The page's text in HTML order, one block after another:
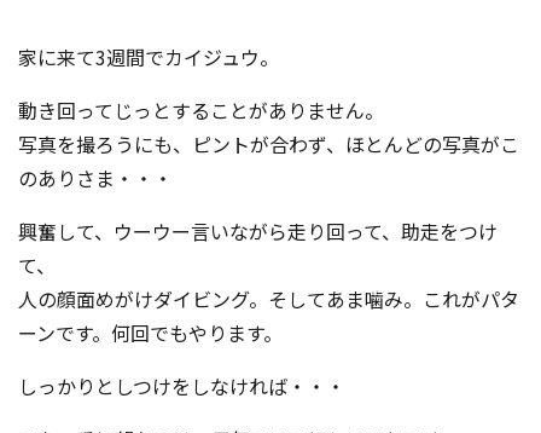
家に来て3週間でカイジュウ。
動き回ってじっとすることがありません。
写真を撮ろうにも、ピントが合わず、ほとんどの写真がこ
のありさま・・・
興奮して、ウーウー言いながら走り回って、助走をつけ
て、
人の顔面めがけダイビング。そしてあま噛み。これがパタ
ーンです。何回でもやります。
しっかりとしつけをしなければ・・・